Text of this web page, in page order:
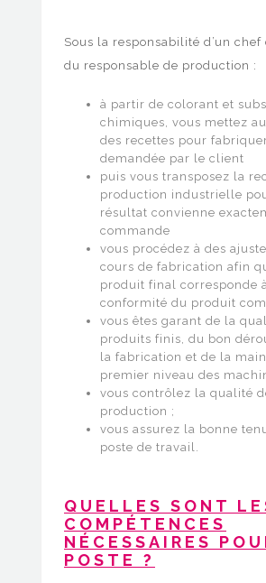
Sous la responsabilité d’un chef
du responsable de production :
à partir de colorant et
chimiques, vous mettez
des recettes pour
demandée par le client
puis vous transposez la
production industrielle
résultat convienne
commande
vous procédez à des
cours de fabrication afin
produit final corresponde
conformité du produit
vous êtes garant de la
produits finis, du bon
la fabrication et de la
premier niveau des
vous contrôlez la qualité
production ;
vous assurez la bonne
poste de travail.
QUELLES SONT
COMPÉTENCES
NÉCESSAIRES
POSTE ?